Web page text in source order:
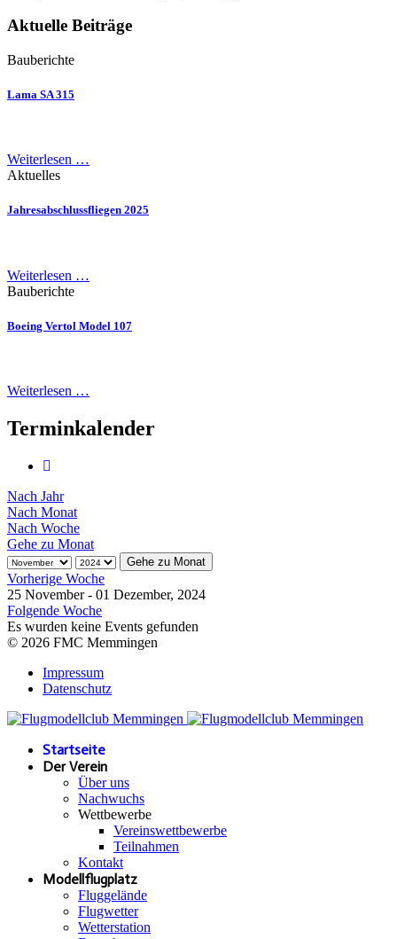
Aktuelle Beiträge
Bauberichte
Lama SA 315
Weiterlesen …
Aktuelles
Jahresabschlussfliegen 2025
Weiterlesen …
Bauberichte
Boeing Vertol Model 107
Weiterlesen …
Terminkalender
Nach Jahr
Nach Monat
Nach Woche
Gehe zu Monat
Gehe zu Monat
Vorherige Woche
25 November - 01 Dezember, 2024
Folgende Woche
Es wurden keine Events gefunden
© 2026 FMC Memmingen
Impressum
Datenschutz
Startseite
Der Verein
Über uns
Nachwuchs
Wettbewerbe
Vereinswettbewerbe
Teilnahmen
Kontakt
Modellflugplatz
Fluggelände
Flugwetter
Wetterstation